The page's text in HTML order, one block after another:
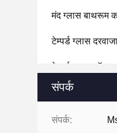
मंद ग्लास बाथरूम
टेम्पर्ड ग्लास दरवाजा
टेम्पर्ड ग्लास शॉवर
प्रबलित ग्लास
ग्लास की ईंटों के
संपर्क
संपर्क: